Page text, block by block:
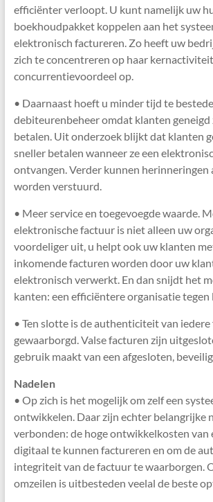
efficiënter verloopt. U kunt namelijk uw
boekhoudpakket koppelen aan het
elektronisch factureren. Zo heeft uw
zich te concentreren op haar
concurrentievoordeel op.
• Daarnaast hoeft u minder tijd te
debiteurenbeheer omdat klanten geneigd
betalen. Uit onderzoek blijkt dat klanten
sneller betalen wanneer ze een
ontvangen. Verder kunnen herinneringen
worden verstuurd.
• Meer service en toegevoegde waarde.
elektronische factuur is niet alleen uw
voordeliger uit, u helpt ook uw klanten
inkomende facturen worden door uw
elektronisch verwerkt. En dan snijdt het
kanten: een efficiëntere organisatie tegen
• Ten slotte is de authenticiteit van
gewaarborgd. Valse facturen zijn
gebruik maakt van een afgesloten,
Nadelen
• Op zich is het mogelijk om zelf een
ontwikkelen. Daar zijn echter belangrijke
verbonden: de hoge ontwikkelkosten van
digitaal te kunnen factureren en om de
integriteit van de factuur te waarborgen.
omzeilen is uitbesteden veelal de beste